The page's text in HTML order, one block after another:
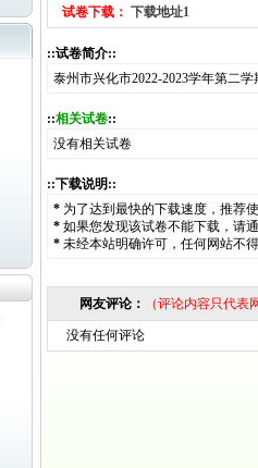
试卷下载： 下载地址1
::试卷简介::
泰州市兴化市2022-2023学年第二
::相关试卷::
没有相关试卷
::下载说明::
* 为了达到最快的下载速度，推荐
* 如果您发现该试卷不能下载，请
* 未经本站明确许可，任何网站不
网友评论： （评论内容只代
没有任何评论